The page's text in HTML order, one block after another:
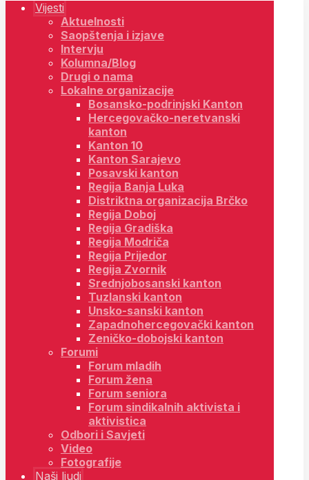
Vijesti
Aktuelnosti
Saopštenja i izjave
Intervju
Kolumna/Blog
Drugi o nama
Lokalne organizacije
Bosansko-podrinjski Kanton
Hercegovačko-neretvanski
kanton
Kanton 10
Kanton Sarajevo
Posavski kanton
Regija Banja Luka
Distriktna organizacija Brčko
Regija Doboj
Regija Gradiška
Regija Modriča
Regija Prijedor
Regija Zvornik
Srednjobosanski kanton
Tuzlanski kanton
Unsko-sanski kanton
Zapadnohercegovački kanton
Zeničko-dobojski kanton
Forumi
Forum mladih
Forum žena
Forum seniora
Forum sindikalnih aktivista i
aktivistica
Odbori i Savjeti
Video
Fotografije
Naši ljudi